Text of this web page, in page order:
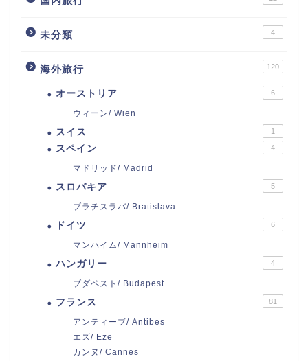
未分類 4
海外旅行 120
オーストリア 6
ウィーン/ Wien
スイス 1
スペイン 4
マドリッド/ Madrid
スロバキア 5
ブラチスラバ/ Bratislava
ドイツ 6
マンハイム/ Mannheim
ハンガリー 4
ブダペスト/ Budapest
フランス 81
アンティーブ/ Antibes
エズ/ Eze
カンヌ/ Cannes